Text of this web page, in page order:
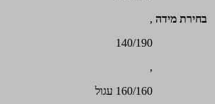
בחירת מידה ,
140/190
,
160/160 עגול